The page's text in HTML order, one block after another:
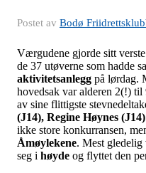
Postet av Bodø
Værgudene gjorde sitt
de 37 utøverne som hadde
aktivitetsanlegg på lørdag.
hovedsak var alderen 2(!)
av sine flittigste
(J14), Regine Høynes
ikke store konkurransen,
Åmøylekene. Mest gledelig
seg i høyde og flyttet den